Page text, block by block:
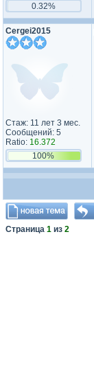
0.32%
Cergei2015
Стаж: 11 лет 3 мес.
Сообщений: 5
Ratio: 16.372
100%
Страница 1 из 2